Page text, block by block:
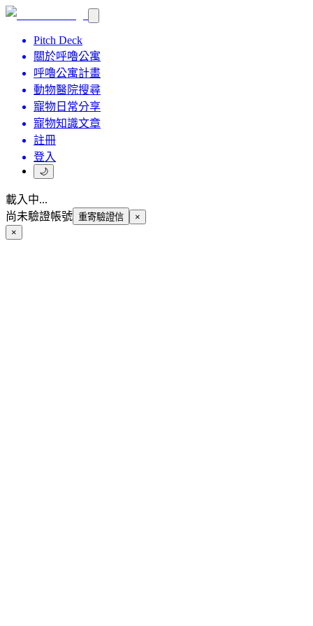
Pitch Deck
關於呼嚕公寓
呼嚕公寓計畫
動物醫院搜尋
寵物日常分享
寵物知識文章
註冊
登入
🌙
載入中...
尚未驗證帳號 重寄驗證信
×
×